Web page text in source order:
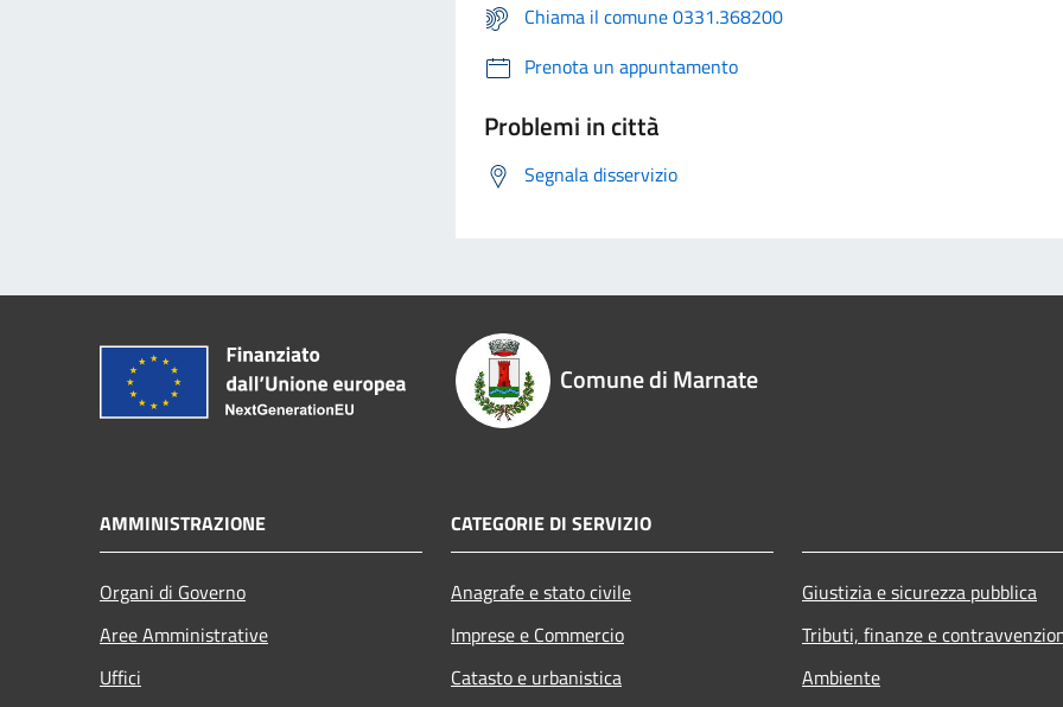
Chiama il comune 0331.368200
Prenota un appuntamento
Problemi in città
Segnala disservizio
Comune di Marnate
AMMINISTRAZIONE
Organi di Governo
Aree Amministrative
Uffici
CATEGORIE DI SERVIZIO
Anagrafe e stato civile
Imprese e Commercio
Catasto e urbanistica
Giustizia e sicurezza pubblica
Tributi, finanze e
Ambiente